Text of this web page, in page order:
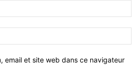
email et site web dans ce navigateur